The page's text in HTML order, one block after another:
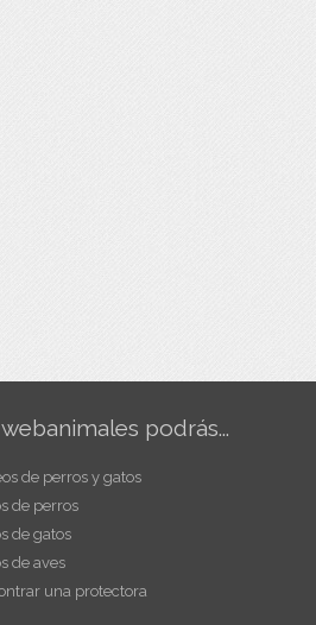
podrás...
de perros y gatos
de perros
de gatos
de aves
una protectora